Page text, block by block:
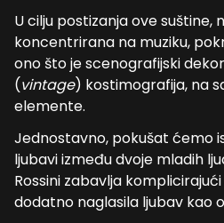
U cilju postizanja ove suštine,
koncentrirana na muziku,
ono što je scenografijski
(vintage) kostimografija, na
elemente.
Jednostavno, pokušat ćemo
ljubavi između dvoje mladih
Rossini zabavlja
dodatno naglasila ljubav kao